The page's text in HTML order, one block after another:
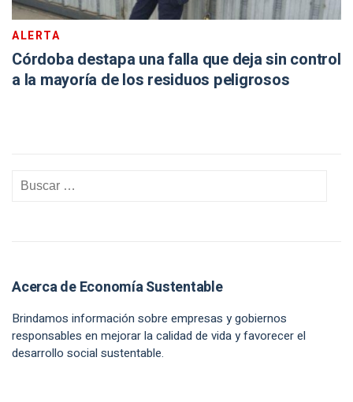
ALERTA
Córdoba destapa una falla que deja sin control
a la mayoría de los residuos peligrosos
Acerca de Economía Sustentable
Brindamos información sobre empresas y gobiernos
responsables en mejorar la calidad de vida y favorecer el
desarrollo social sustentable.